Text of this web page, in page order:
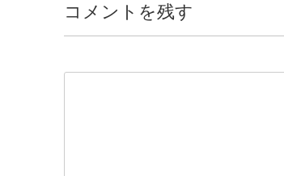
コメントを残す